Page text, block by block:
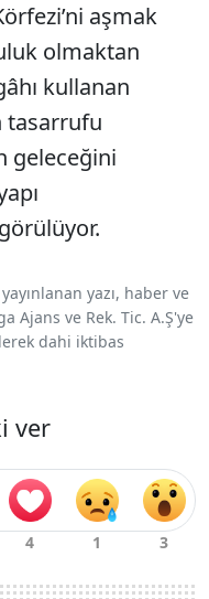
aşmak
olmaktan
kullanan
tasarrufu
geleceğini
yazı, haber ve
Ajans ve Rek. Tic. A.Ş'ye
dahi iktibas
ver